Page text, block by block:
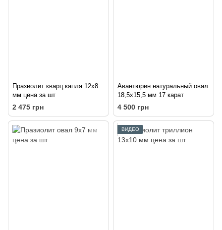
Празиолит кварц капля 12х8
мм цена за шт
2 475 грн
Авантюрин натуральный овал
18,5х15,5 мм 17 карат
4 500 грн
ВИДЕО